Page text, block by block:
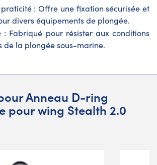
: Offre une fixation sécurisée et
divers équipements de plongée.
: Fabriqué pour résister aux conditions
de la plongée sous-marine.
Anneau D-ring
pour wing Stealth 2.0